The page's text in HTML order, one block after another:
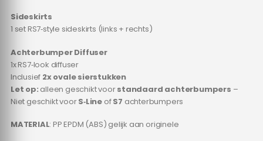
Sideskirts
1 set RS7‑style sideskirts (links + rechts)
Achterbumper Diffuser
1x RS7‑look diffuser
Inclusief 2x ovale sierstukken
Let op: alleen geschikt voorstandaard achterbumpers –
Niet geschikt voorS‑Line ofS7 achterbumpers
MATERIAL: PP EPDM (ABS) gelijk aan originele